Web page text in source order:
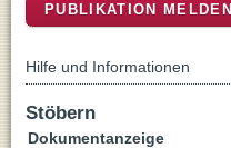
PUBLIKATION MELDEN
Hilfe und Informationen
Stöbern
Dokumentanzeige